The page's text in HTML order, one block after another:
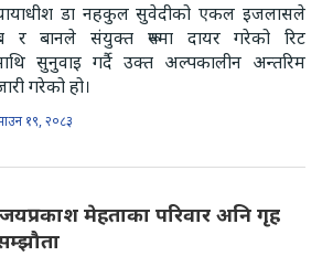
डा नहकुल सुवेदीको एकल इजलासले
र बानले संयुक्त रूपमा दायर गरेको रिट
सुनुवाइ गर्दै उक्त अल्पकालीन अन्तरिम
गरेको हो।
१९, २०८३
मेहताका परिवार अनि गृह